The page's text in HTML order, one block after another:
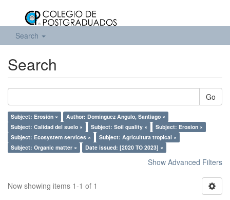
Search
Search
Go
Subject: Erosión ×
Author: Domínguez Angulo, Santiago ×
Subject: Calidad del suelo ×
Subject: Soil quality ×
Subject: Erosion ×
Subject: Ecosystem services ×
Subject: Agricultura tropical ×
Subject: Organic matter ×
Date issued: [2020 TO 2023] ×
Show Advanced Filters
Now showing items 1-1 of 1